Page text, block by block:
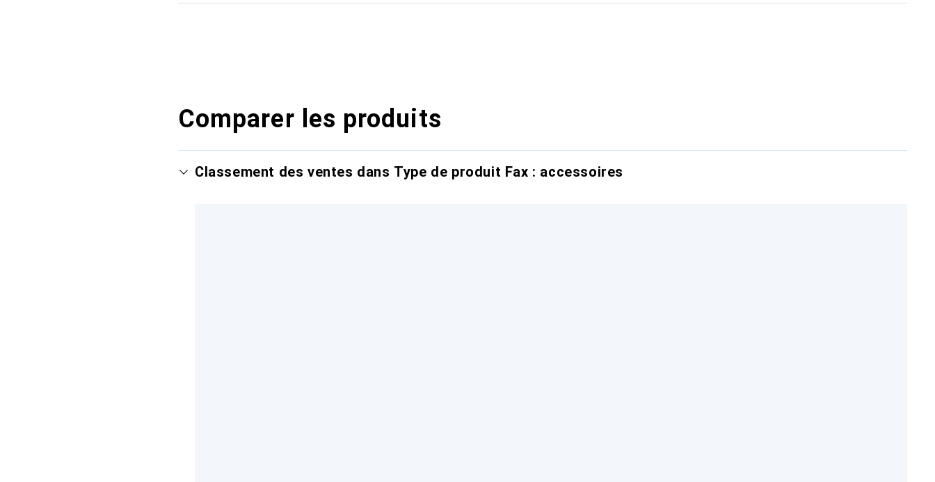
Comparer les produits
Classement des ventes dans Type de produit Fax : accessoires